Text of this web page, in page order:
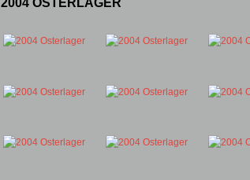
2004 OSTERLAGER